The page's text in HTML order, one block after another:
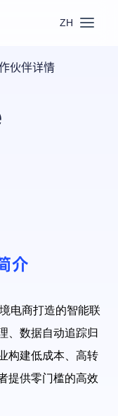
ZH
伙伴详情
介
电商打造的智能联
、数据自动追踪归
构建低成本、高转
提供零门槛的高效